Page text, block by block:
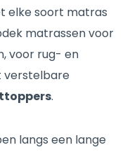
elke soort matras
matrassen voor
voor rug- en
verstelbare
.
langs een lange